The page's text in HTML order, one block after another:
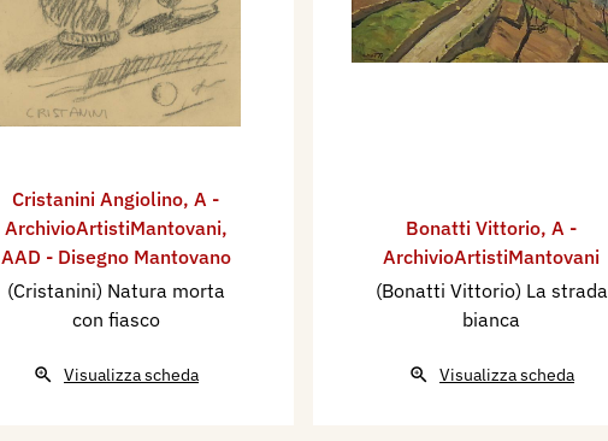
Cristanini Angiolino, A -
ArchivioArtistiMantovani,
AAD - Disegno Mantovano
(Cristanini) Natura morta
con fiasco
Visualizza scheda
Bonatti Vittorio, A -
ArchivioArtistiMantovani
(Bonatti Vittorio) La strada
bianca
Visualizza scheda